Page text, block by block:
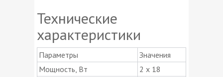
Технические
характеристики
Параметры
Значения
Мощность, Вт
2 x 18